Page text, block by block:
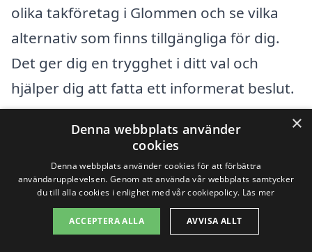
olika takföretag i Glommen och se vilka
alternativ som finns tillgängliga för dig.
Det ger dig en trygghet i ditt val och
hjälper dig att fatta ett informerat beslut.
Få 3 erbjudanden, gratis och utan
förpliktelser
Sök efter en
×
Denna webbplats använder
cookies
Denna webbplats använder cookies för att förbättra
användarupplevelsen. Genom att använda vår webbplats samtycker
du till alla cookies i enlighet med vår cookiepolicy. Läs mer
ACCEPTERA ALLA AVVISA ALLT